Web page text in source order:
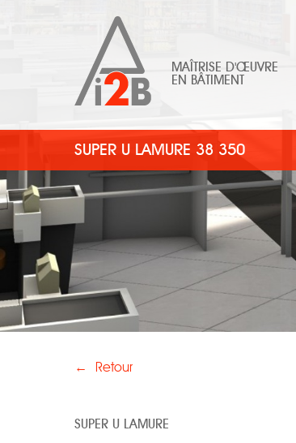
MAÎTRISE D'ŒUVRE
EN BÂTIMENT
SUPER U LAMURE 38 350
← Retour
SUPER U LAMURE